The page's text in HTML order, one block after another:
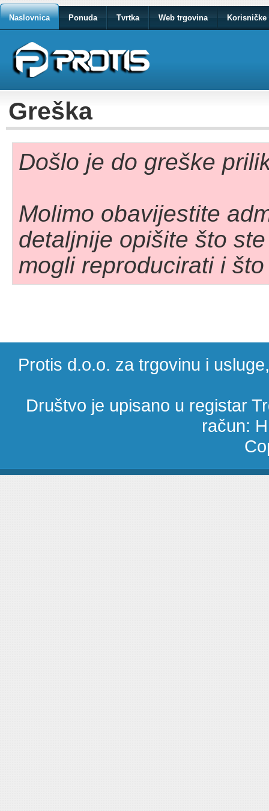
Naslovnica Ponuda Tvrtka Web trgovina Korisničke
Greška
Došlo je do greške
Molimo obavijestite
detaljnije opišite što
mogli reproducirati i
Protis d.o.o. za trgovinu i
Društvo je upisano u registar
račun: